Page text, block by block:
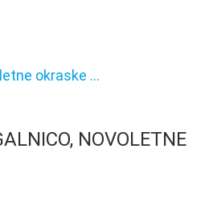
NOVOLETNE